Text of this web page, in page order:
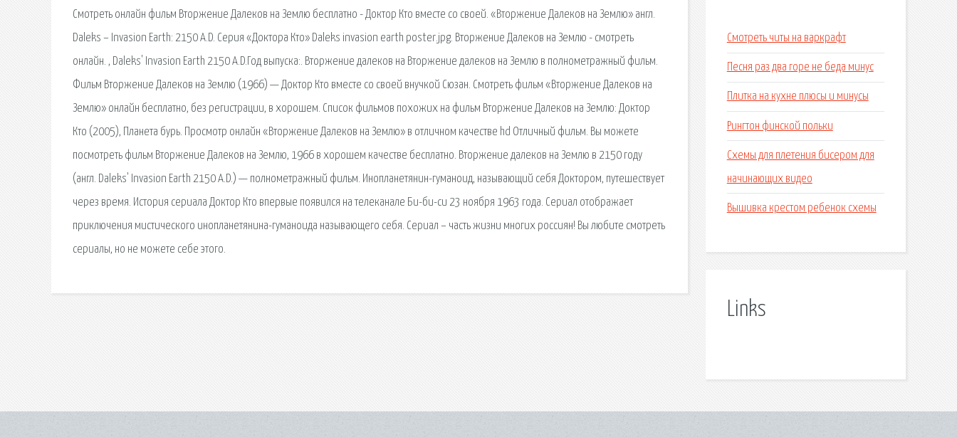
Смотреть онлайн фильм Вторжение Далеков на Землю бесплатно - Доктор Кто вместе со своей. «Вторжение Далеков на Землю» англ.
Daleks – Invasion Earth: 2150 A.D. Серия «Доктора Кто» Daleks invasion earth poster.jpg. Вторжение Далеков на Землю - смотреть
онлайн. , Daleks' Invasion Earth 2150 A.D.Год выпуска:. Вторжение далеков на Вторжение далеков на Землю в полнометражный фильм.
Фильм Вторжение Далеков на Землю (1966) — Доктор Кто вместе со своей внучкой Сюзан. Смотреть фильм «Вторжение Далеков на
Землю» онлайн бесплатно, без регистрации, в хорошем. Список фильмов похожих на фильм Вторжение Далеков на Землю: Доктор
Кто (2005), Планета бурь. Просмотр онлайн «Вторжение Далеков на Землю» в отличном качестве hd Отличный фильм. Вы можете
посмотреть фильм Вторжение Далеков на Землю, 1966 в хорошем качестве бесплатно. Вторжение далеков на Землю в 2150 году
(англ. Daleks' Invasion Earth 2150 A.D.) — полнометражный фильм. Инопланетянин-гуманоид, называющий себя Доктором, путешествует
через время. История сериала Доктор Кто впервые появился на телеканале Би-би-си 23 ноября 1963 года. Сериал отображает
приключения мистического инопланетянина-гуманоида называющего себя. Сериал – часть жизни многих россиян! Вы любите смотреть
сериалы, но не можете себе этого.
Смотреть читы на варкрафт
Песня раз два горе не беда минус
Плитка на кухне плюсы и минусы
Рингтон финской польки
Схемы для плетения бисером для
начинающих видео
Вышивка крестом ребенок схемы
Links